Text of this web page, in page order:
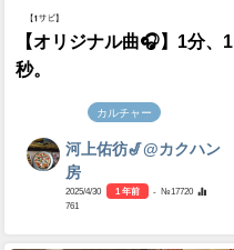
【オリジナル曲🎧】1分、1
秒。
カルチャー
河上佑彷🎷@カクハン
房
2025/4/30 1 年前
- №17720
761